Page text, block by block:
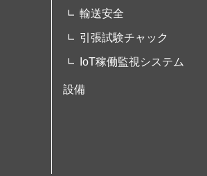
輸送安全
引張試験チャック
IoT稼働監視システム
設備